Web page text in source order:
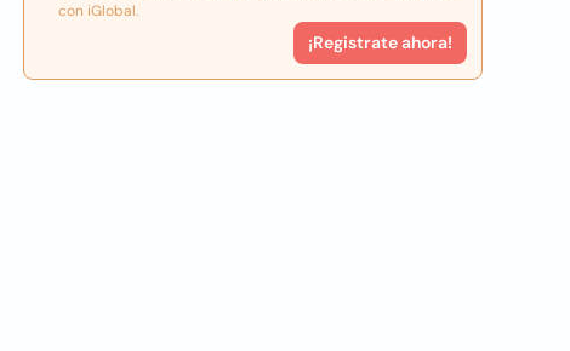
con iGlobal.
¡Registrate ahora!